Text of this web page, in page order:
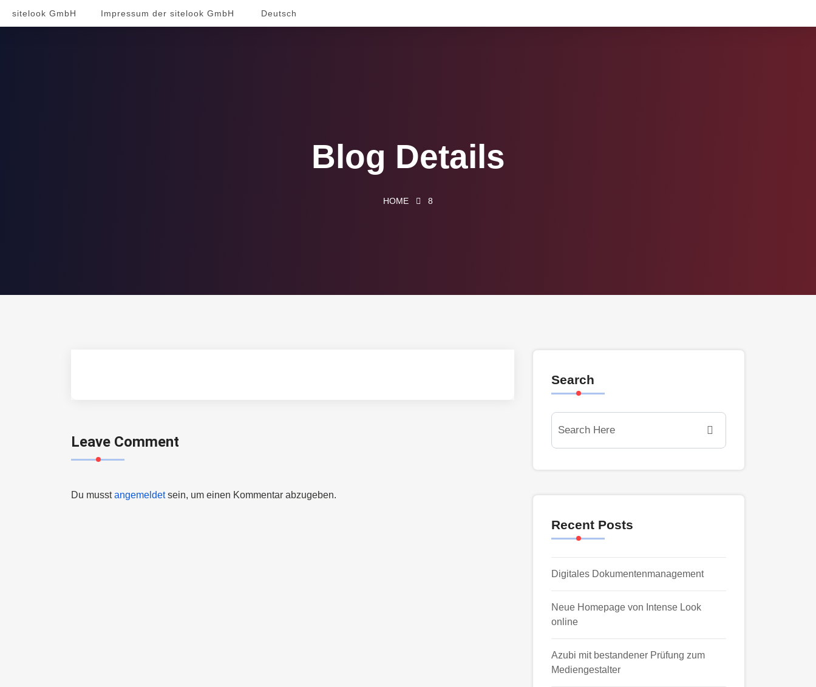
sitelook GmbH Impressum der sitelook GmbH Deutsch
Blog Details
HOME 8
Leave Comment
Du musstangemeldetsein, um einen Kommentar abzugeben.
Search
Recent Posts
Digitales Dokumentenmanagement
Neue Homepage von Intense Look
online
Azubi mit bestandener Prüfung zum
Mediengestalter